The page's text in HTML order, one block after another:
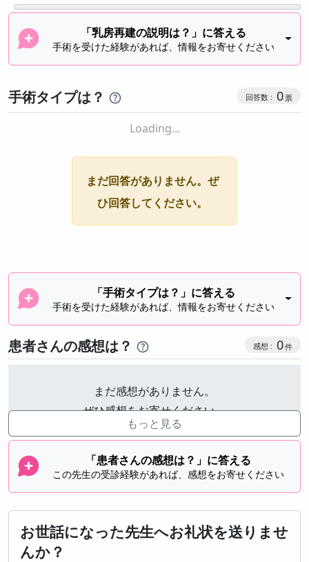
「乳房再建の説明は？」に答える
手術を受けた経験があれば、情報をお寄せください
手術タイプは？ 0
Loading...
「手術タイプは？」に答える
手術を受けた経験があれば、情報をお寄せください
まだ回答がありません。ぜ
ひ回答してください。
患者さんの感想は？ 感想投稿
0
まだ感想がありません。
ぜひ感想をお寄せください。
もっと見る
「患者さんの感想は？」に答える
この先生の受診経験があれば、感想をお寄せください
お世話になった先生へお礼状を送りませ
んか？